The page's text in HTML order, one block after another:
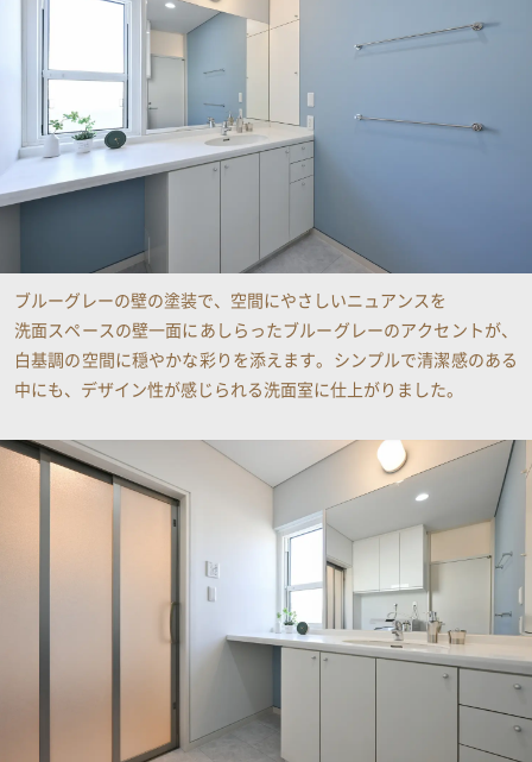
ブルーグレーの壁の塗装で、空間にやさしいニュアンスを
洗面スペースの壁一面にあしらったブルーグレーのアクセントが、
白基調の空間に穏やかな彩りを添えます。シンプルで清潔感のある
中にも、デザイン性が感じられる洗面室に仕上がりました​。